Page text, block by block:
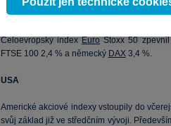
pomohlo i dalším společnostem, když
Celoevropský index Euro Stoxx 50
FTSE 100 2,4 % a německý DAX3,4 %.
USA
Americké akciové indexy vstoupily do
svůj základ již ve středčním vývoji.